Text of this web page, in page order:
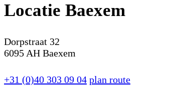
Locatie Baexem
Dorpstraat 32
6095 AH Baexem
+31 (0)40 303 09 04 plan route